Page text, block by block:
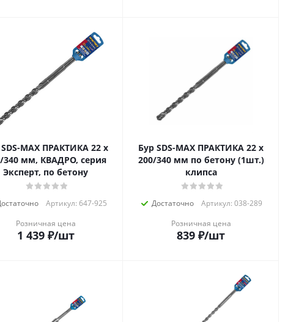
MAX ПРАКТИКА 22 х
340 мм, КВАДРО, серия
Эксперт, по бетону
Артикул: 647-925
Розничная цена
1 439₽/шт
Бур SDS-MAX ПРАКТИКА 22 х
200/340 мм по бетону (1шт.)
клипса
Достаточно
Артикул: 038-289
Розничная цена
839 ₽/шт